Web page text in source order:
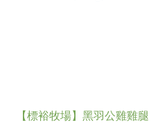
【標裕牧場】黑羽公雞雞腿